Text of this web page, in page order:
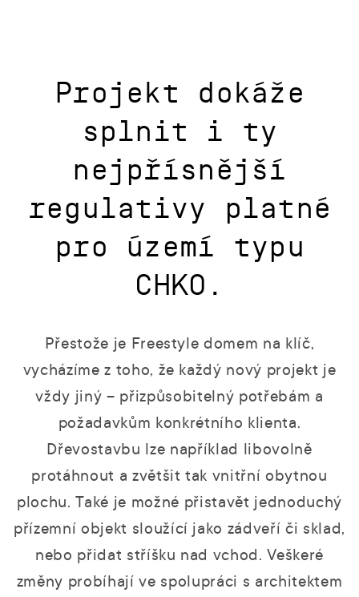
Projekt dokáže
splnit i ty
nejpřísnější
regulativy platné
pro území typu
CHKO.
Přestože je Freestyle domem na klíč,
vycházíme z toho, že každý nový projekt je
vždy jiný – přizpůsobitelný potřebám a
požadavkům konkrétního klienta.
Dřevostavbu lze například libovolně
protáhnout a zvětšit tak vnitřní obytnou
plochu. Také je možné přistavět jednoduchý
přízemní objekt sloužící jako zádveří či sklad,
nebo přidat stříšku nad vchod. Veškeré
změny probíhají ve spolupráci s architektem